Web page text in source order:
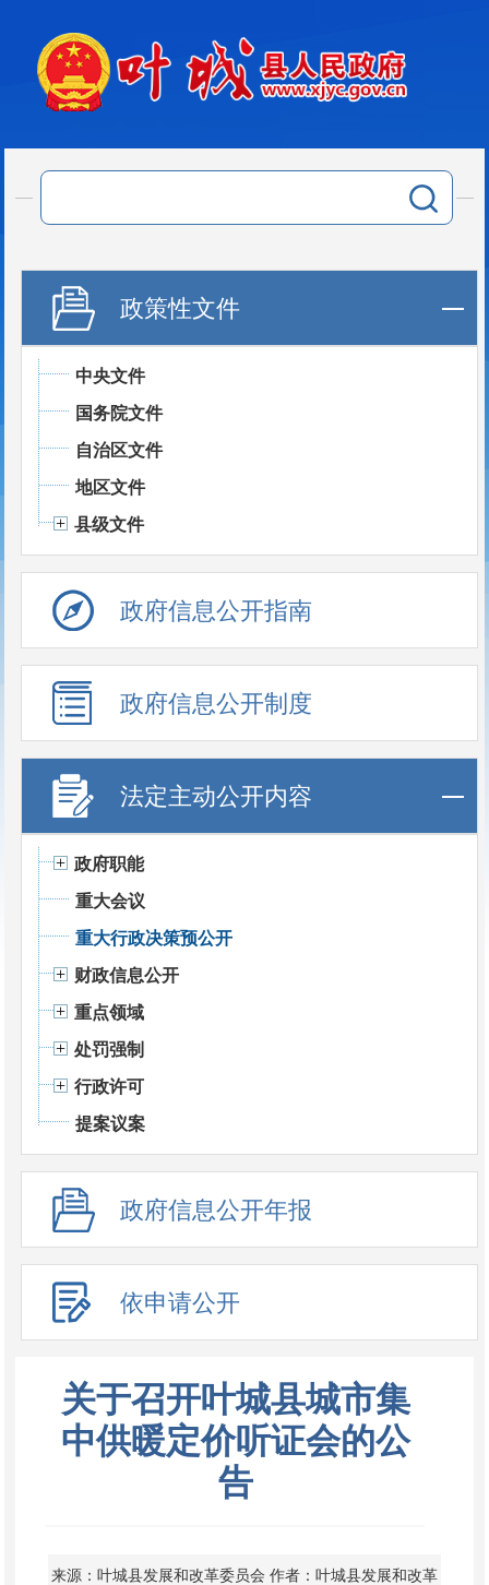
政策性文件
中央文件
国务院文件
自治区文件
地区文件
县级文件
政府信息公开指南
政府信息公开制度
法定主动公开内容
政府职能
重大会议
重大行政决策预公开
财政信息公开
重点领域
处罚强制
行政许可
提案议案
政府信息公开年报
依申请公开
关于召开叶城县城市集
中供暖定价听证会的公
告
来源：叶城县发展和改革委员会 作者：叶城县发展和改革